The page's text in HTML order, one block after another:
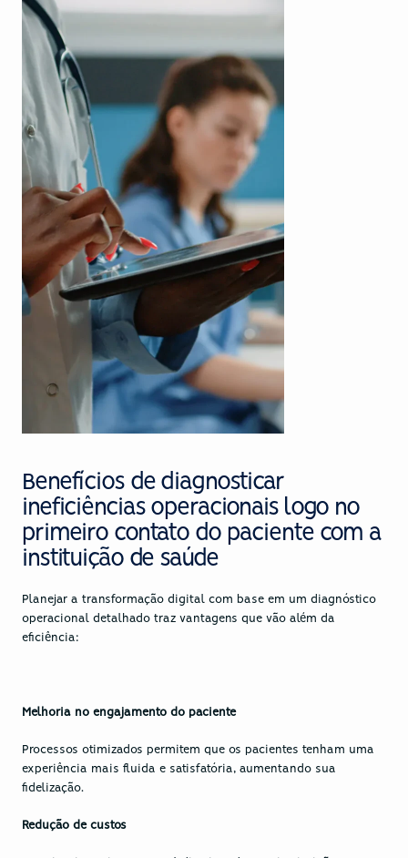
Benefícios de diagnosticar
ineficiências operacionais logo no
primeiro contato do paciente com a
instituição de saúde
Planejar a transformação digital com base em um diagnóstico
operacional detalhado traz vantagens que vão além da
eficiência:
Melhoria no engajamento do paciente
Processos otimizados permitem que os pacientes tenham uma
experiência mais fluida e satisfatória, aumentando sua
fidelização.
Redução de custos